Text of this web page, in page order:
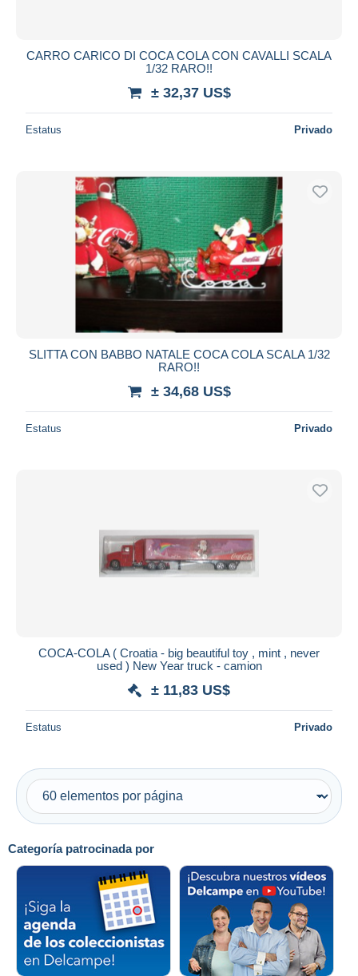
Categoría patrocinada por
CARRO CARICO DI COCA COLA CON CAVALLI SCALA
1/32 RARO!!
± 32,37 US$
Estatus Privado
SLITTA CON BABBO NATALE COCA COLA SCALA 1/32
RARO!!
± 34,68 US$
Estatus Privado
COCA-COLA ( Croatia - big beautiful toy , mint , never
used ) New Year truck - camion
± 11,83 US$
Estatus Privado